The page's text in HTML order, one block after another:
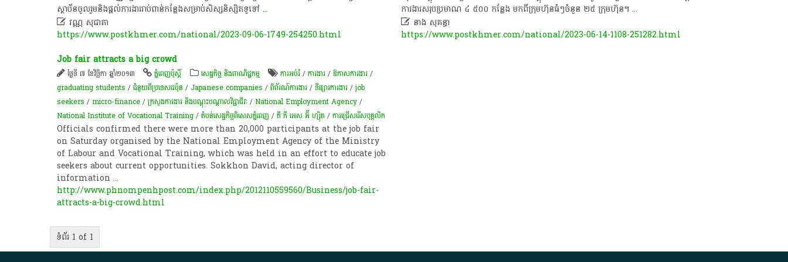
ស្ថាប័ន​ចូលរួម​និង​ផ្តល់​ការងារ​រាប់​ពាន់​កន្លែង​សម្រាប់​សិស្ស​និស្សិត​ទូទៅ ...
វណ្ណ សុជាតា
https://www.postkhmer.com/national/2023-09-06-1749-254250.html
ការងារ​សរុប​ប្រមាណ ៤ ៥០០​ កន្លែង មកពី​ក្រុមហ៊ុន​ធំៗ​ចំនួន ២៥​ ក្រុមហ៊ុន​។​...
 នាង សុគន្ធា
https://www.postkhmer.com/national/2023-06-14-1108-251282.html
Job fair attracts a big crowd
ថ្ងៃទី ៧ ខែវិច្ឆិកា ឆ្នាំ២០១៣ ភ្នំពេញប៉ុស្តិ៍ សេដ្ឋកិច្ច និងពាណិជ្ជកម្ម ការអប់រំ/ការងារ/​ឱកាស​ការងារ/
graduating students /ជំនួយពីប្រទេសជប៉ុន /Japanese companies /ពិព័រណ៍ការងារ/ទីផ្សារ​ការងារ/job
seekers /micro-finance/ក្រសួងការងារ និងបណ្តុះបណ្តាលវិជ្ជាជីវៈ /National Employment Agency/
National Institute of Vocational Training/តំបន់​សេដ្ឋកិច្ច​ពិសេសភ្នំពេញ /ភី ភី អេស អ៊ី ហ្ស៊ិត/ការជ្រើសរើសបុគ្គលិក
Officials confirmed there were more than 20,000 participants at the job fair
on Saturday organised by the National Employment Agency of the Ministry
of Labour and Vocational Training, which was held in an effort to educate job
seekers about current opportunities. Sokkhon David, acting director of
information ...
http://www.phnompenhpost.com/index.php/2012110559560/Business/job-fair-
attracts-a-big-crowd.html
ទំព័រ 1 of 1